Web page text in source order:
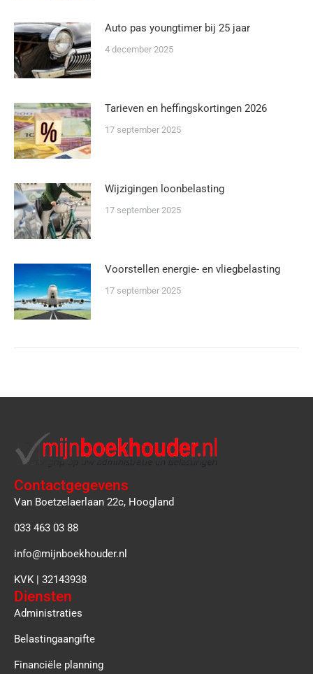
Auto pas youngtimer bij 25 jaar
4 december 2025
Tarieven en heffingskortingen 2026
17 september 2025
Wijzigingen loonbelasting
17 september 2025
Voorstellen energie- en vliegbelasting
17 september 2025
Contactgegevens
Van Boetzelaerlaan 22c, Hoogland
033 463 03 88
info@mijnboekhouder.nl
KVK | 32143938
Diensten
Administraties
Belastingaangifte
Financiële planning